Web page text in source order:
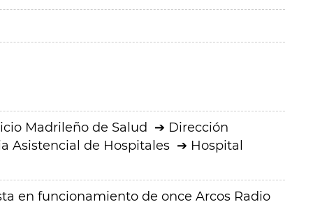
Madrileño de Salud
Dirección
Asistencial de Hospitales
Hospital
en funcionamiento de once Arcos Radio